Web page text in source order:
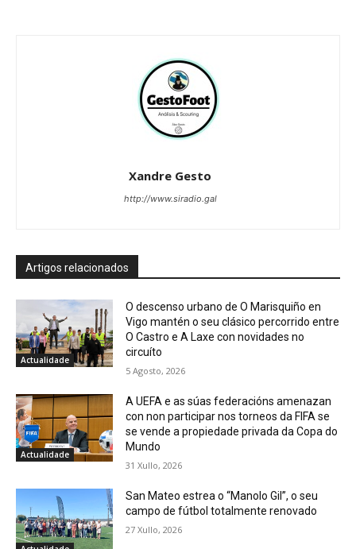
Xandre Gesto
http://www.siradio.gal
Artigos relacionados
Actualidade
O descenso urbano de O Marisquiño en
Vigo mantén o seu clásico percorrido entre
O Castro e A Laxe con novidades no
circuíto
5 Agosto, 2026
Actualidade
A UEFA e as súas federacións amenazan
con non participar nos torneos da FIFA se
se vende a propiedade privada da Copa do
Mundo
31 Xullo, 2026
San Mateo estrea o “Manolo Gil”, o seu
campo de fútbol totalmente renovado
27 Xullo, 2026